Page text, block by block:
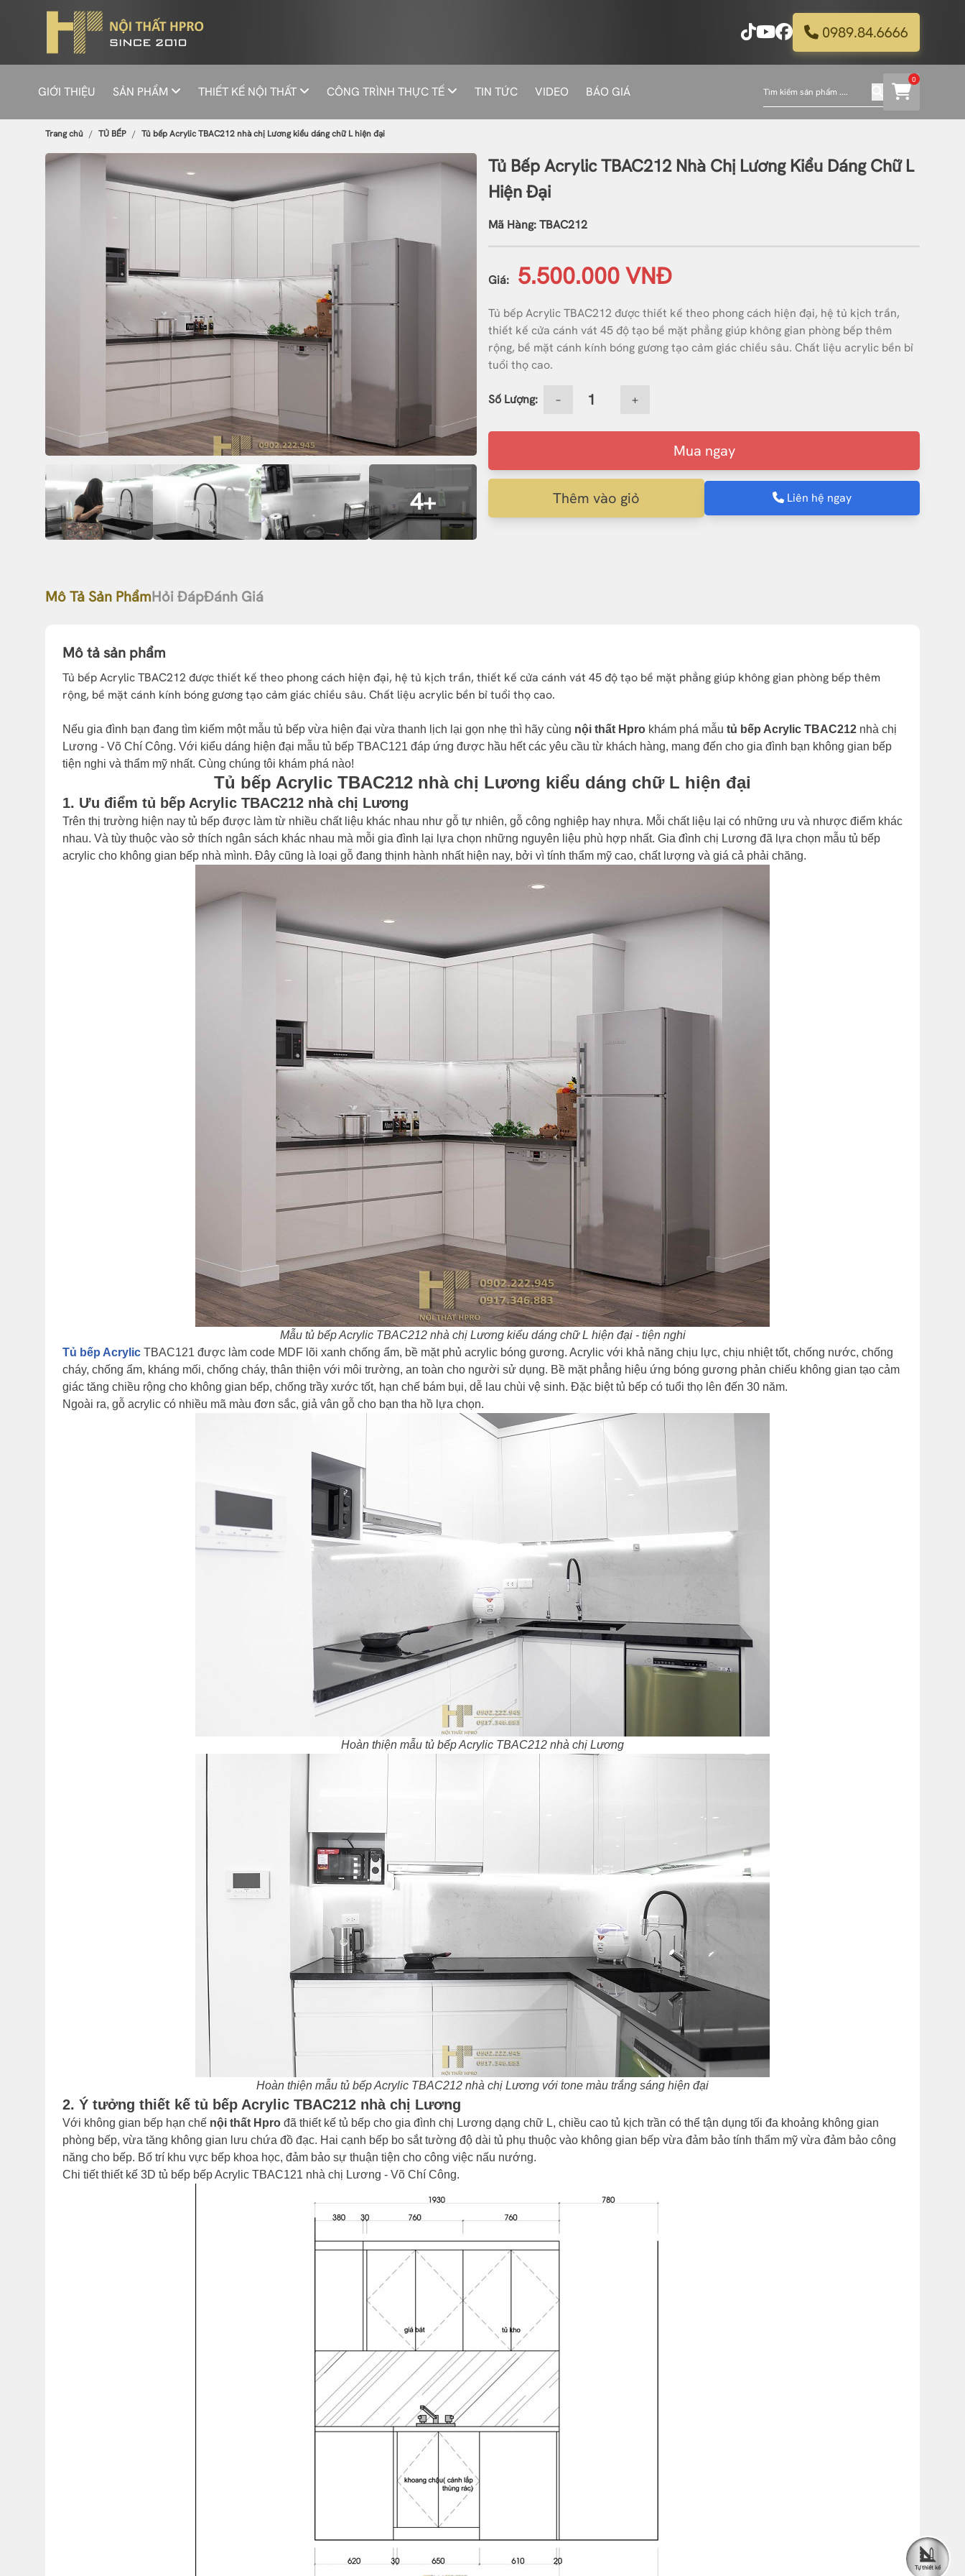
0989.84.6666
GIỚI THIỆU SẢN PHẨM THIẾT KẾ NỘI THẤT CÔNG TRÌNH THỰC TẾ TIN TỨC VIDEO BÁO GIÁ
0
Trang chủ TỦ BẾP Tủ bếp Acrylic TBAC212 nhà chị Lương kiểu dáng chữ L hiện đại
4+
Tủ Bếp Acrylic TBAC212 Nhà Chị Lương Kiểu Dáng Chữ L
Hiện Đại
Mã Hàng: TBAC212
Giá: 5.500.000 VNĐ
Tủ bếp Acrylic TBAC212 được thiết kế theo phong cách hiện đại, hệ tủ kịch trần,
thiết kế cửa cánh vát 45 độ tạo bề mặt phẳng giúp không gian phòng bếp thêm
rộng, bề mặt cánh kính bóng gương tạo cảm giác chiều sâu. Chất liệu acrylic bền bỉ
tuổi thọ cao.
Số Lượng: − +
Mua ngay
Thêm vào giỏ Liên hệ ngay
Mô Tả Sản PhẩmHỏi ĐápĐánh Giá
Mô tả sản phẩm
Tủ bếp Acrylic TBAC212 được thiết kế theo phong cách hiện đại, hệ tủ kịch trần, thiết kế cửa cánh vát 45 độ tạo bề mặt phẳng giúp không gian phòng bếp thêm
rộng, bề mặt cánh kính bóng gương tạo cảm giác chiều sâu. Chất liệu acrylic bền bỉ tuổi thọ cao.
Nếu gia đình bạn đang tìm kiếm một mẫu tủ bếp vừa hiện đại vừa thanh lịch lại gọn nhẹ thì hãy cùng nội thất Hpro khám phá mẫu tủ bếp Acrylic TBAC212 nhà chị
Lương - Võ Chí Công. Với kiểu dáng hiện đại mẫu tủ bếp TBAC121 đáp ứng được hầu hết các yêu cầu từ khách hàng, mang đến cho gia đình bạn không gian bếp
tiện nghi và thẩm mỹ nhất. Cùng chúng tôi khám phá nào!
Tủ bếp Acrylic TBAC212 nhà chị Lương kiểu dáng chữ L hiện đại
1. Ưu điểm tủ bếp Acrylic TBAC212 nhà chị Lương
Trên thị trường hiện nay tủ bếp được làm từ nhiều chất liệu khác nhau như gỗ tự nhiên, gỗ công nghiệp hay nhựa. Mỗi chất liệu lại có những ưu và nhược điểm khác
nhau. Và tùy thuộc vào sở thích ngân sách khác nhau mà mỗi gia đình lại lựa chọn những nguyên liệu phù hợp nhất. Gia đình chị Lương đã lựa chọn mẫu tủ bếp
acrylic cho không gian bếp nhà mình. Đây cũng là loại gỗ đang thịnh hành nhất hiện nay, bởi vì tính thẩm mỹ cao, chất lượng và giá cả phải chăng.
Mẫu tủ bếp Acrylic TBAC212 nhà chị Lương kiểu dáng chữ L hiện đại - tiện nghi
Tủ bếp Acrylic TBAC121 được làm code MDF lõi xanh chống ẩm, bề mặt phủ acrylic bóng gương. Acrylic với khả năng chịu lực, chịu nhiệt tốt, chống nước, chống
cháy, chống ẩm, kháng mối, chống cháy, thân thiện với môi trường, an toàn cho người sử dụng. Bề mặt phẳng hiệu ứng bóng gương phản chiếu không gian tạo cảm
giác tăng chiều rộng cho không gian bếp, chống trầy xước tốt, hạn chế bám bụi, dễ lau chùi vệ sinh. Đặc biệt tủ bếp có tuổi thọ lên đến 30 năm.
Ngoài ra, gỗ acrylic có nhiều mã màu đơn sắc, giả vân gỗ cho bạn tha hồ lựa chọn.
Hoàn thiện mẫu tủ bếp Acrylic TBAC212 nhà chị Lương
Hoàn thiện mẫu tủ bếp Acrylic TBAC212 nhà chị Lương với tone màu trắng sáng hiện đại
2. Ý tưởng thiết kế tủ bếp Acrylic TBAC212 nhà chị Lương
Với không gian bếp hạn chế nội thất Hpro đã thiết kế tủ bếp cho gia đình chị Lương dạng chữ L, chiều cao tủ kịch trần có thể tận dụng tối đa khoảng không gian
phòng bếp, vừa tăng không gian lưu chứa đồ đạc. Hai cạnh bếp bo sắt tường độ dài tủ phụ thuộc vào không gian bếp vừa đảm bảo tính thẩm mỹ vừa đảm bảo công
năng cho bếp. Bố trí khu vực bếp khoa học, đảm bảo sự thuận tiện cho công việc nấu nướng.
Chi tiết thiết kế 3D tủ bếp bếp Acrylic TBAC121 nhà chị Lương - Võ Chí Công.
Tự thiết kế